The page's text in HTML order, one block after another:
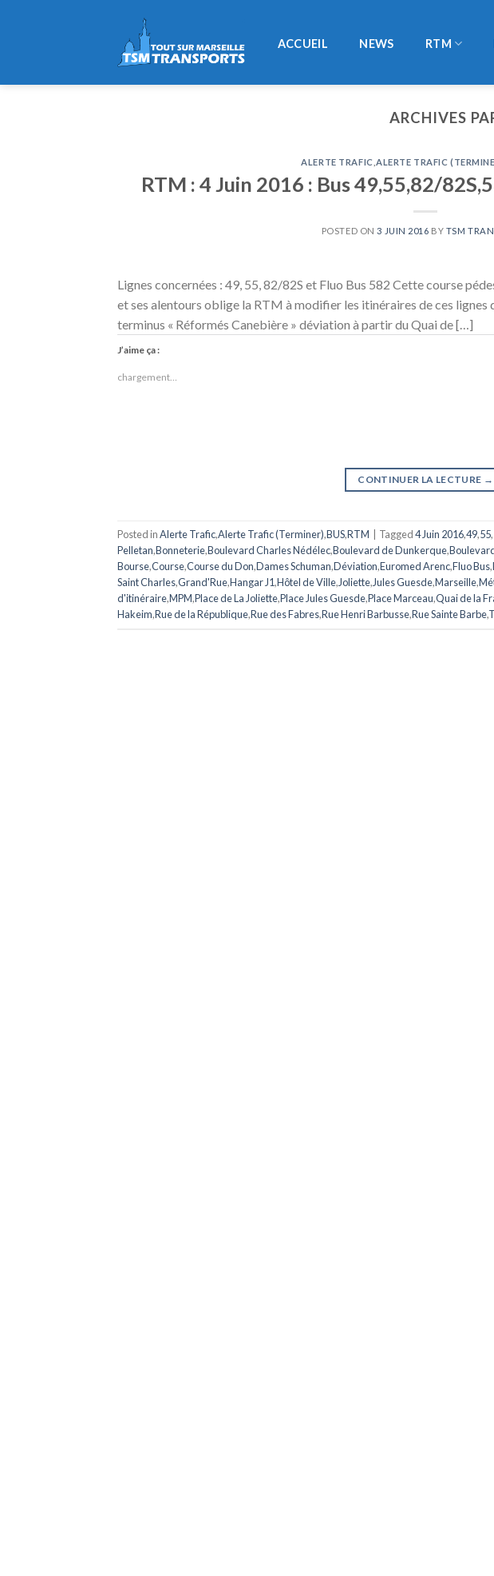
ACCUEIL NEWS RTM
ARCHIVES
ALERTE TRAFIC ,ALERTE TRAFIC
RTM : 4 Juin 2016 : Bus 49,55,82/
POSTED ON3 JUIN 2016 BY TSM
Lignes concernées : 49, 55, 82/82S et Fluo Bus 582 Cette course
et ses alentours oblige la RTM à modifier les itinéraires de ces lignes
terminus « Réformés Canebière » déviation à partir du Quai de […]
J’aime ça :
chargement…
CONTINUER LA LECTURE →
Posted inAlerte Trafic,Alerte Trafic (Terminer),BUS,RTM Tagged4 Juin 2016,49,55,
Pelletan,Bonneterie,Boulevard Charles Nédélec,Boulevard de Dunkerque,
Bourse,Course,Course du Don,Dames Schuman,Déviation,Euromed Arenc,Fluo Bus,
Saint Charles,Grand'Rue,Hangar J1,Hôtel de Ville,Joliette,Jules Guesde,Marseille,
d'itinéraire,MPM,Place de La Joliette,Place Jules Guesde,Place Marceau,Quai de la
Hakeim,Rue de la République,Rue des Fabres,Rue Henri Barbusse,Rue Sainte Barbe,